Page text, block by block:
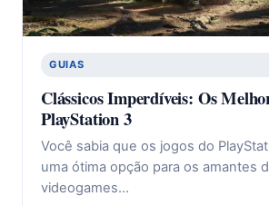
GUIAS
Clássicos Imperdíveis: Os
PlayStation 3
Você sabia que os jogos do
uma ótima opção para os amantes
videogames…